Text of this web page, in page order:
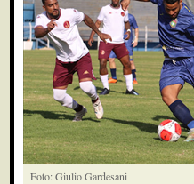
Foto: Giulio Gardesani